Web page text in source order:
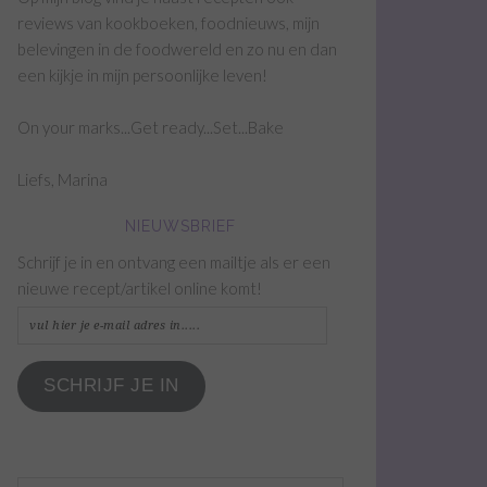
reviews van kookboeken, foodnieuws, mijn
belevingen in de foodwereld en zo nu en dan
een kijkje in mijn persoonlijke leven!
On your marks...Get ready...Set...Bake
Liefs, Marina
NIEUWSBRIEF
Schrijf je in en ontvang een mailtje als er een
nieuwe recept/artikel online komt!
vul
je
e-
SCHRIJF JE IN